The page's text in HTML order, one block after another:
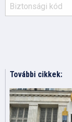
További cikkek: